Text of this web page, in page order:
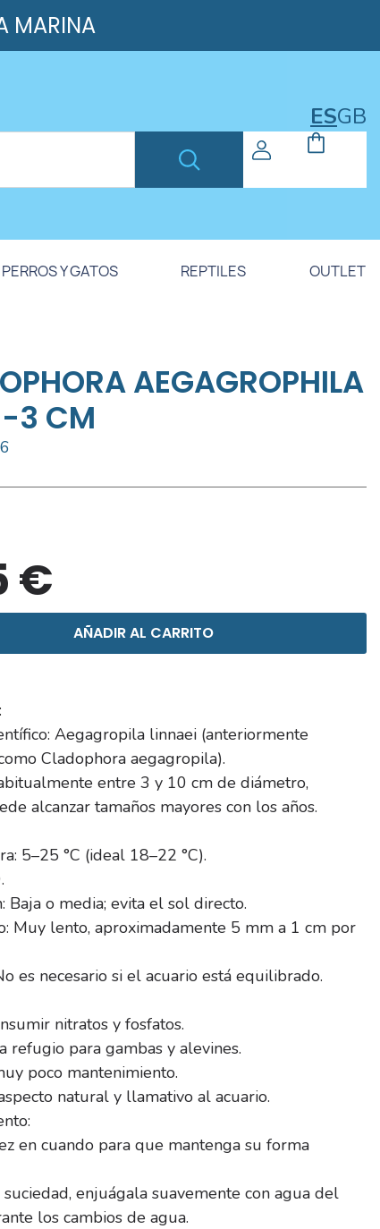
MARINA
ESGB
PERROS Y GATOS REPTILES OUTLET
AEGAGROPHILA
3 CM
6
€
AÑADIR AL CARRITO
Aegagropila linnaei (anteriormente
Cladophora aegagropila).
entre 3 y 10 cm de diámetro,
alcanzar tamaños mayores con los años.
5–25 °C (ideal 18–22 °C).
Baja o media; evita el sol directo.
Muy lento, aproximadamente 5 mm a 1 cm por
es necesario si el acuario está equilibrado.
nitratos y fosfatos.
refugio para gambas y alevines.
poco mantenimiento.
natural y llamativo al acuario.
en cuando para que mantenga su forma
enjuágala suavemente con agua del
los cambios de agua.